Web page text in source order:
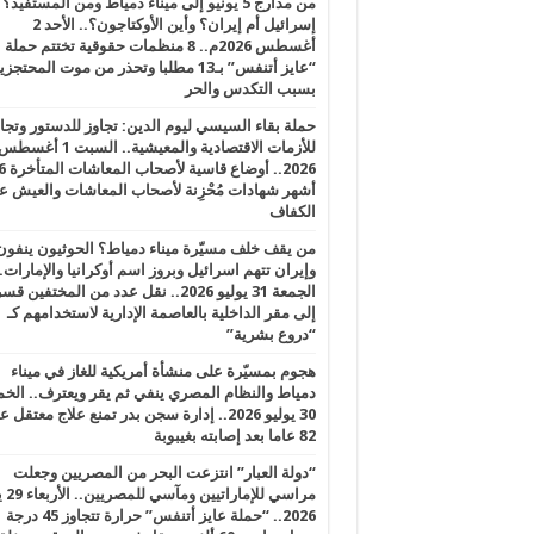
إسرائيل أم إيران؟ وأين الأوكتاجون؟.. الأحد 2
أغسطس 2026م.. 8 منظمات حقوقية تختتم حملة
“عايز أتنفس” بـ13 مطلبا وتحذر من موت
بسبب التكدس والحر
حملة بقاء السيسي ليوم الدين: تجاوز للدستور
للأزمات الاقتصادية والمعيشية.. السبت 1 أغسطس
2026.. أوضاع قاسية لأصحاب المعاشات المتأخرة 6
أشهر شهادات مُحْزِنة لأصحاب المعاشات والعيش
الكفاف
من يقف خلف مسيّرة ميناء دمياط؟ الحوثيون
وإيران تتهم اسرائيل وبروز اسم أوكرانيا
الجمعة 31 يوليو 2026.. نقل عدد من المختفين
إلى مقر الداخلية بالعاصمة الإدارية لاستخدامهم كـ
“دروع بشرية”
هجوم بمسيّرة على منشأة أمريكية للغاز في ميناء
دمياط والنظام المصري ينفي ثم يقر ويعترف..
30 يوليو 2026.. إدارة سجن بدر تمنع علاج
82 عاما بعد إصابته بغيبوبة
“دولة العبار” انتزعت البحر من المصريين وجعلت
2026.. “حملة عايز أتنفس” حرارة تتجاوز 45 درجة